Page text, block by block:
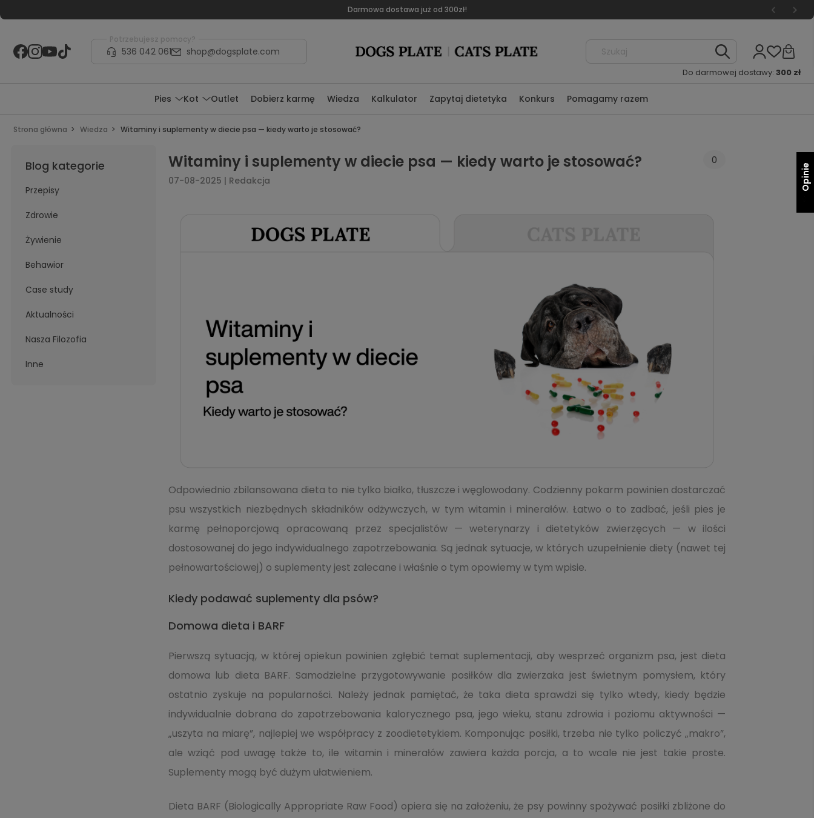
Darmowa dostawa już od 300zł!
Potrzebujesz pomocy?
536 042 061 shop@dogsplate.com
Do darmowej dostawy: 300 zł
Pies Kot Outlet Dobierz karmę Wiedza Kalkulator Zapytaj dietetyka Konkurs Pomagamy razem
Strona główna Wiedza Witaminy i suplementy w diecie psa — kiedy warto je stosować?
Blog kategorie
Przepisy
Zdrowie
Żywienie
Behawior
Case study
Aktualności
Nasza Filozofia
Inne
Witaminy i suplementy w diecie psa — kiedy warto je stosować?
0
07-08-2025 | Redakcja
Odpowiednio zbilansowana dieta to nie tylko białko, tłuszcze i węglowodany. Codzienny pokarm powinien dostarczać
psu wszystkich niezbędnych składników odżywczych, w tym witamin i minerałów. Łatwo o to zadbać, jeśli pies je
karmę pełnoporcjową opracowaną przez specjalistów — weterynarzy i dietetyków zwierzęcych — w ilości
dostosowanej do jego indywidualnego zapotrzebowania. Są jednak sytuacje, w których uzupełnienie diety (nawet tej
pełnowartościowej) o suplementy jest zalecane i właśnie o tym opowiemy w tym wpisie.
Kiedy podawać suplementy dla psów?
Domowa dieta i BARF
Pierwszą sytuacją, w której opiekun powinien zgłębić temat suplementacji, aby wesprzeć organizm psa, jest dieta
domowa lub dieta BARF. Samodzielne przygotowywanie posiłków dla zwierzaka jest świetnym pomysłem, który
ostatnio zyskuje na popularności. Należy jednak pamiętać, że taka dieta sprawdzi się tylko wtedy, kiedy będzie
indywidualnie dobrana do zapotrzebowania kalorycznego psa, jego wieku, stanu zdrowia i poziomu aktywności —
„uszyta na miarę”, najlepiej we współpracy z zoodietetykiem. Komponując posiłki, trzeba nie tylko policzyć „makro”,
ale wziąć pod uwagę także to, ile witamin i minerałów zawiera każda porcja, a to wcale nie jest takie proste.
Suplementy mogą być dużym ułatwieniem.
Dieta BARF (Biologically Appropriate Raw Food) opiera się na założeniu, że psy powinny spożywać posiłki zbliżone do
Opinie